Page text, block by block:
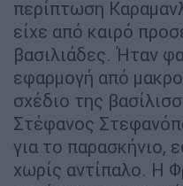
περίπτωση
είχε από καιρό
βασιλιάδες. Ήταν
εφαρμογή από
σχέδιο της
Στέφανος
για το παρασκήνιο,
χωρίς αντίπαλο. Η